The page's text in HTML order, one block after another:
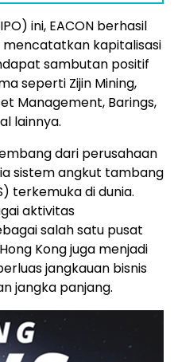
ini, EACON berhasil
mencatatkan kapitalisasi
sambutan positif
seperti Zijin Mining,
Management, Barings,
lainnya.
dari perusahaan
sistem angkut tambang
terkemuka di dunia.
aktivitas
salah satu pusat
Kong juga menjadi
jangkauan bisnis
jangka panjang.